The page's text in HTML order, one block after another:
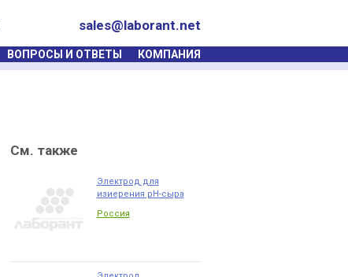
sales@laborant.net
ВОПРОСЫ И ОТВЕТЫ КОМПАНИЯ
См. также
Электрод для
изиерения рН-сыра
Россия